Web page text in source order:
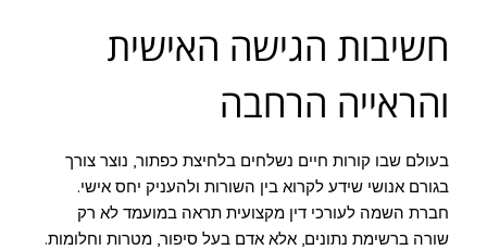
חשיבות הגישה האישית
והראייה הרחבה
בעולם שבו קורות חיים נשלחים בלחיצת כפתור, נוצר צורך
בגורם אנושי שידע לקרוא בין השורות ולהעניק יחס אישי.
חברת השמה לעורכי דין מקצועית תראה במועמד לא רק
שורה ברשימת נתונים, אלא אדם בעל סיפור, מטרות וחלומות.